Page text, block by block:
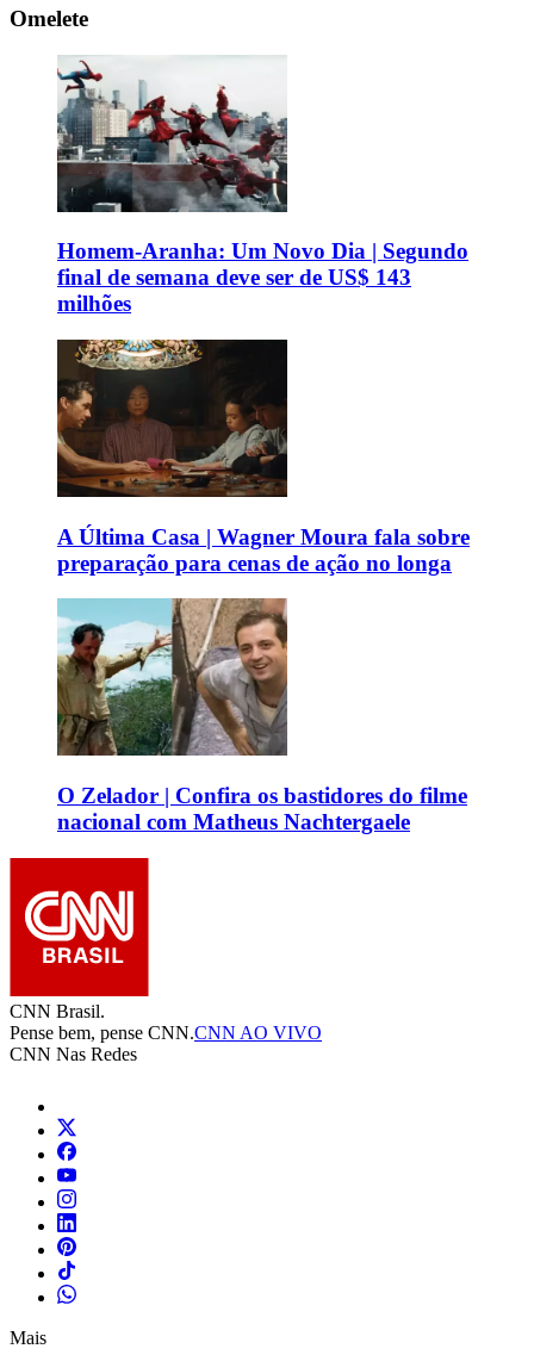
Omelete
Homem-Aranha: Um Novo Dia | Segundo
final de semana deve ser de US$ 143
milhões
A Última Casa | Wagner Moura fala sobre
preparação para cenas de ação no longa
O Zelador | Confira os bastidores do filme
nacional com Matheus Nachtergaele
CNN Brasil.
Pense bem, pense CNN.CNN AO VIVO
CNN Nas Redes
Mais